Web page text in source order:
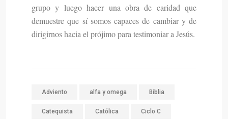
grupo y luego hacer una obra de caridad que
demuestre que sí somos capaces de cambiar y de
dirigirnos hacia el prójimo para testimoniar a Jesús.
Adviento alfa y omega Biblia
Catequista Católica Ciclo C